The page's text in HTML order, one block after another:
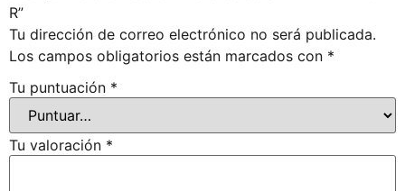
R”
Tu dirección de correo electrónico no será publicada.
Los campos obligatorios están marcados con *
Tu puntuación *
Tu valoración *